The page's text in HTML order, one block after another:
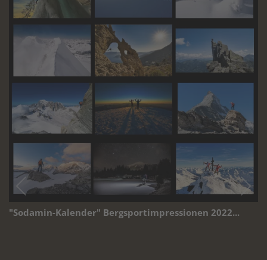
"Sodamin-Kalender" Bergsportimpressionen 2022...